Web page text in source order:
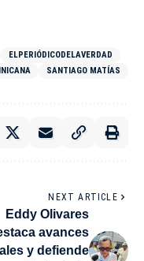
ELPERIÓDICODELAVERDAD
SANTIAGO MATÍAS
NEXT ARTICLE
Eddy Olivares
avances
y defiende